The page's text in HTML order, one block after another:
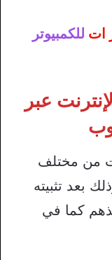
ات للكمبيوتر
عبر
من مختلف
بعد تثبيته
كما في